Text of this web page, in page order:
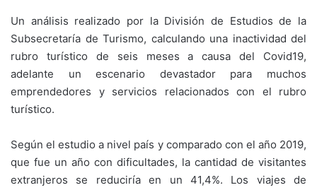
Un análisis realizado por la División de Estudios de la
Subsecretaría de Turismo, calculando una inactividad del
rubro turístico de seis meses a causa del Covid19,
adelante un escenario devastador para muchos
emprendedores y servicios relacionados con el rubro
turístico.
Según el estudio a nivel país y comparado con el año 2019,
que fue un año con dificultades, la cantidad de visitantes
extranjeros se reduciría en un 41,4%. Los viajes de